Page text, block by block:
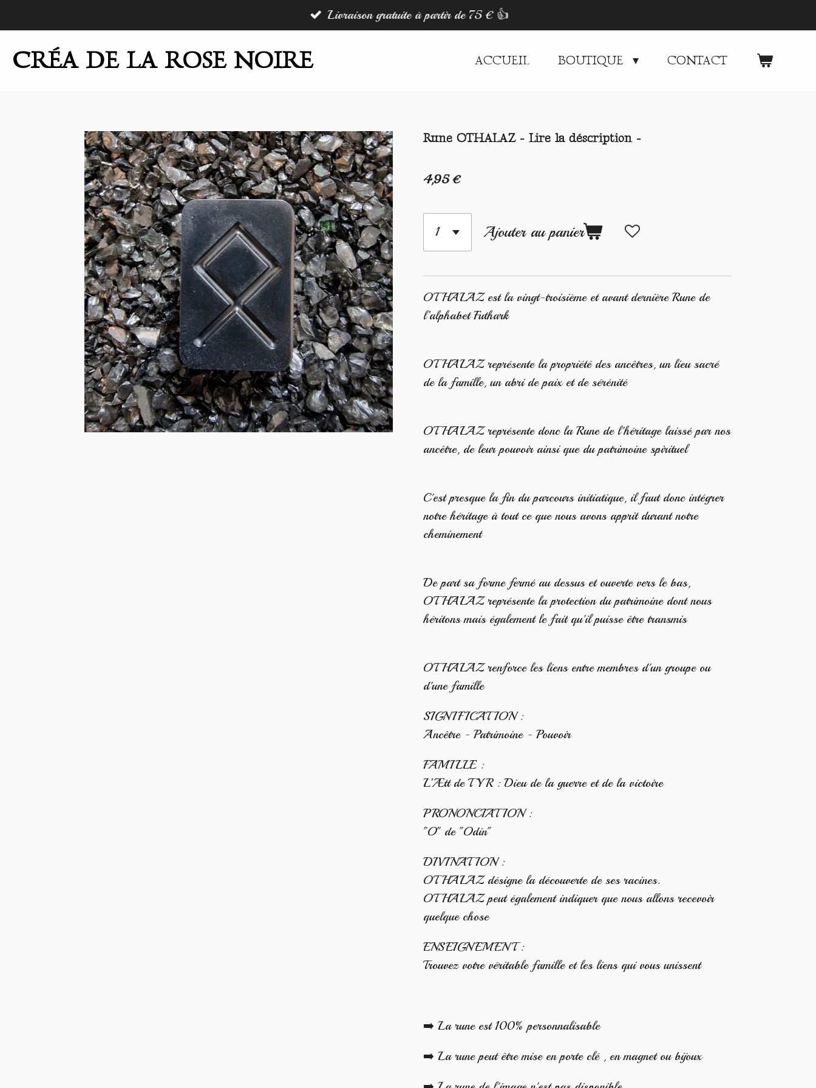
au
contenu
principal
Livraison gratuite à partir de 75 € 👍
CRÉA DE LA ROSE NOIRE ACCUEIL BOUTIQUE CONTACT
Rune OTHALAZ - Lire la déscription -
4,95 €
Ajouter au panier
OTHALAZ est la vingt-troisième et avant dernière Rune de
l’alphabet Futhark
OTHALAZ représente la propriété des ancêtres, un lieu sacré
de la famille, un abri de paix et de sérénité
OTHALAZ représente donc la Rune de l'héritage laissé par nos
ancêtre, de leur pouvoir ainsi que du patrimoine spirituel
C'est presque la fin du parcours initiatique, il faut donc intégrer
notre héritage à tout ce que nous avons apprit durant notre
cheminement
De part sa forme fermé au dessus et ouverte vers le bas,
OTHALAZ représente la protection du patrimoine dont nous
héritons mais également le fait qu'il puisse être transmis
OTHALAZ renforce les liens entre membres d'un groupe ou
d'une famille
SIGNIFICATION :
Ancêtre - Patrimoine - Pouvoir
FAMILLE :
L’Ætt de TYR : Dieu de la guerre et de la victoire
PRONONCIATION :
"O" de "Odin"
DIVINATION :
OTHALAZ désigne la découverte de ses racines.
OTHALAZ peut également indiquer que nous allons recevoir
quelque chose
ENSEIGNEMENT :
Trouvez votre véritable famille et les liens qui vous unissent
➡️ La rune est 100% personnalisable
➡️ La rune peut être mise en porte clé , en magnet ou bijoux